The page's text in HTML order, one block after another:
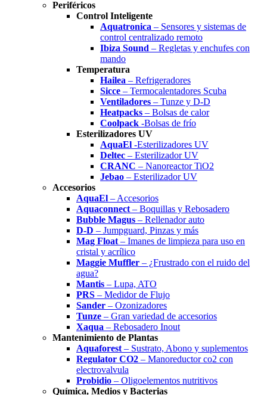
Periféricos
Control Inteligente
Aquatronica – Sensores y sistemas de
control centralizado remoto
Ibiza Sound – Regletas y enchufes con
mando
Temperatura
Hailea – Refrigeradores
Sicce – Termocalentadores Scuba
Ventiladores – Tunze y D-D
Heatpacks – Bolsas de calor
Coolpack -Bolsas de frío
Esterilizadores UV
AquaEl -Esterilizadores UV
Deltec – Esterilizador UV
CRANC – Nanoreactor TiO2
Jebao – Esterilizador UV
Accesorios
AquaEl – Accesorios
Aquaconnect – Boquillas y Rebosadero
Bubble Magus – Rellenador auto
D-D – Jumpguard, Pinzas y más
Mag Float – Imanes de limpieza para uso en
cristal y acrílico
Maggie Muffler – ¿Frustrado con el ruido del
agua?
Mantis – Lupa, ATO
PRS – Medidor de Flujo
Sander – Ozonizadores
Tunze – Gran variedad de accesorios
Xaqua – Rebosadero Inout
Mantenimiento de Plantas
Aquaforest – Sustrato, Abono y suplementos
Regulator CO2 – Manoreductor co2 con
electrovalvula
Probidio – Oligoelementos nutritivos
Química, Medios y Bacterias